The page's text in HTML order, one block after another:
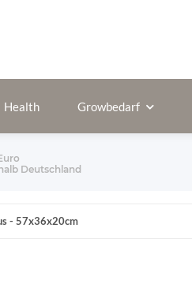
Health Growbedarf
Deutschland
- 57x36x20cm